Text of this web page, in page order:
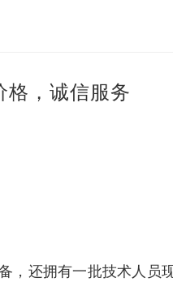
格，诚信服务
还拥有一批技术人员